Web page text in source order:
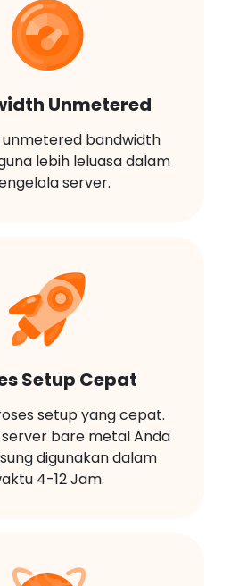
Unmetered
unmetered bandwidth
lebih leluasa dalam
server.
Setup Cepat
setup yang cepat.
bare metal Anda
digunakan dalam
4-12 Jam.